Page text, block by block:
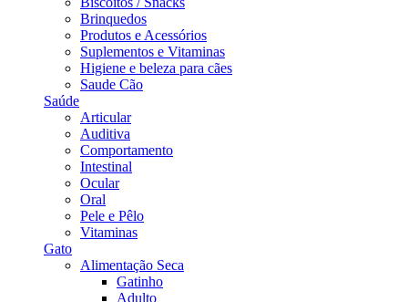
Brinquedos
Produtos e Acessórios
Suplementos e Vitaminas
Higiene e beleza para cães
Saude Cão
Saúde
Articular
Auditiva
Comportamento
Intestinal
Ocular
Oral
Pele e Pêlo
Vitaminas
Gato
Alimentação Seca
Gatinho
Adulto